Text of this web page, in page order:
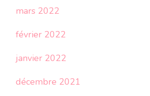
mars 2022
février 2022
janvier 2022
décembre 2021